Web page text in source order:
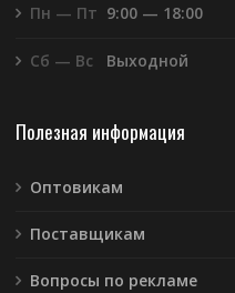
Пн — Пт 9:00 — 18:00
Сб — Вс Выходной
Полезная информация
Оптовикам
Поставщикам
Вопросы по рекламе